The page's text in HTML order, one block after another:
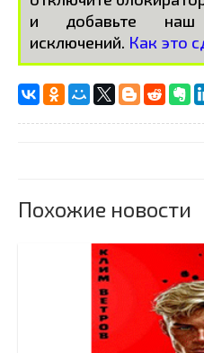
и добавьте
исключений. Как это
Похожие новости